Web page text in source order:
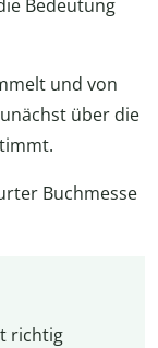
Bedeutung
und von
über die
Buchmesse
richtig